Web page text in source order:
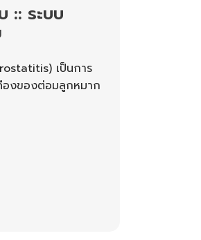
:: ระบบ
เป็นการ
องของต่อมลูกหมาก